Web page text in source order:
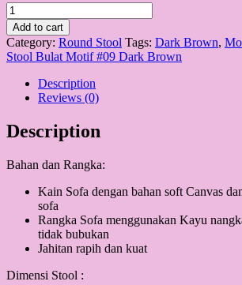
Stool
Bulat
Motif
#09
Dark
Brown
quantity
Add to cart
Category: Round Stool Tags: Dark Brown,
Stool Bulat Motif #09 Dark Brown
Description
Reviews (0)
Description
Bahan dan Rangka:
Kain Sofa dengan bahan soft Canvas
sofa
Rangka Sofa menggunakan Kayu
tidak bubukan
Jahitan rapih dan kuat
Dimensi Stool :